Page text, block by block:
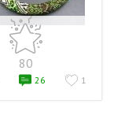
80
26 1